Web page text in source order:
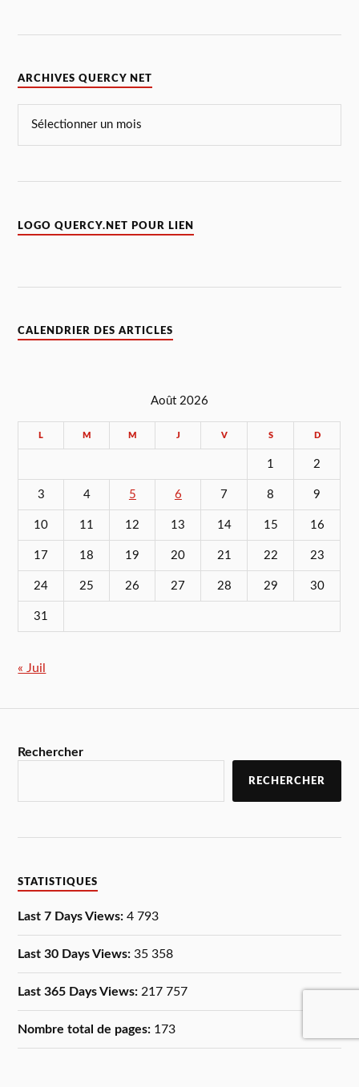
ARCHIVES QUERCY NET
LOGO QUERCY.NET POUR LIEN
CALENDRIER DES ARTICLES
Août 2026
L M M J V S D
1 2
3 4 5 6 7 8 9
10 11 12 13 14 15 16
17 18 19 20 21 22 23
24 25 26 27 28 29 30
31
« Juil
Rechercher
RECHERCHER
STATISTIQUES
Last 7 Days Views:4 793
Last 30 Days Views:35 358
Last 365 Days Views: 217 757
Nombre total de pages: 173